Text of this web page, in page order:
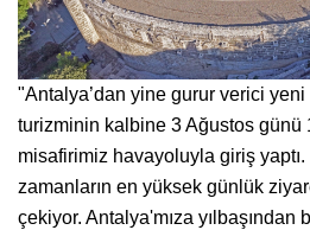
"Antalya’dan yine gurur verici
turizminin kalbine 3 Ağustos günü
misafirimiz havayoluyla giriş
zamanların en yüksek günlük
çekiyor. Antalya'mıza